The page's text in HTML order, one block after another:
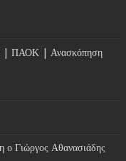
| ΠΑΟΚ | Ανασκόπηση
Γιώργος Αθανασιάδης